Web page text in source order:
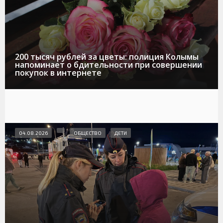
200 тысяч рублей за цветы: полиция Колымы
напоминает о бдительности при совершении
покупок в интернете
04.08.2026 ОБЩЕСТВО ДЕТИ